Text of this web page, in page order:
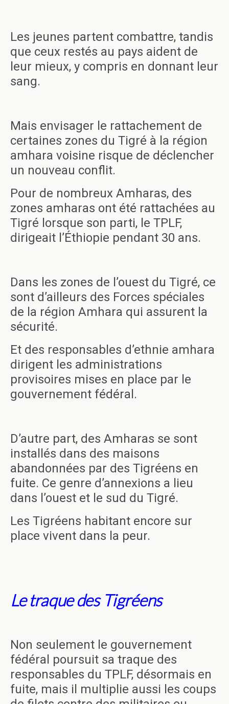
Les jeunes partent combattre, tandis
que ceux restés au pays aident de
leur mieux, y compris en donnant leur
sang.
Mais envisager le rattachement de
certaines zones du Tigré à la région
amhara voisine risque de déclencher
un nouveau conflit.
Pour de nombreux Amharas, des
zones amharas ont été rattachées au
Tigré lorsque son parti, le TPLF,
dirigeait l’Éthiopie pendant 30 ans.
Dans les zones de l’ouest du Tigré, ce
sont d’ailleurs des Forces spéciales
de la région Amhara qui assurent la
sécurité.
Et des responsables d’ethnie amhara
dirigent les administrations
provisoires mises en place par le
gouvernement fédéral.
D’autre part, des Amharas se sont
installés dans des maisons
abandonnées par des Tigréens en
fuite. Ce genre d’annexions a lieu
dans l’ouest et le sud du Tigré.
Les Tigréens habitant encore sur
place vivent dans la peur.
Le traque des Tigréens
Non seulement le gouvernement
fédéral poursuit sa traque des
responsables du TPLF, désormais en
fuite, mais il multiplie aussi les coups